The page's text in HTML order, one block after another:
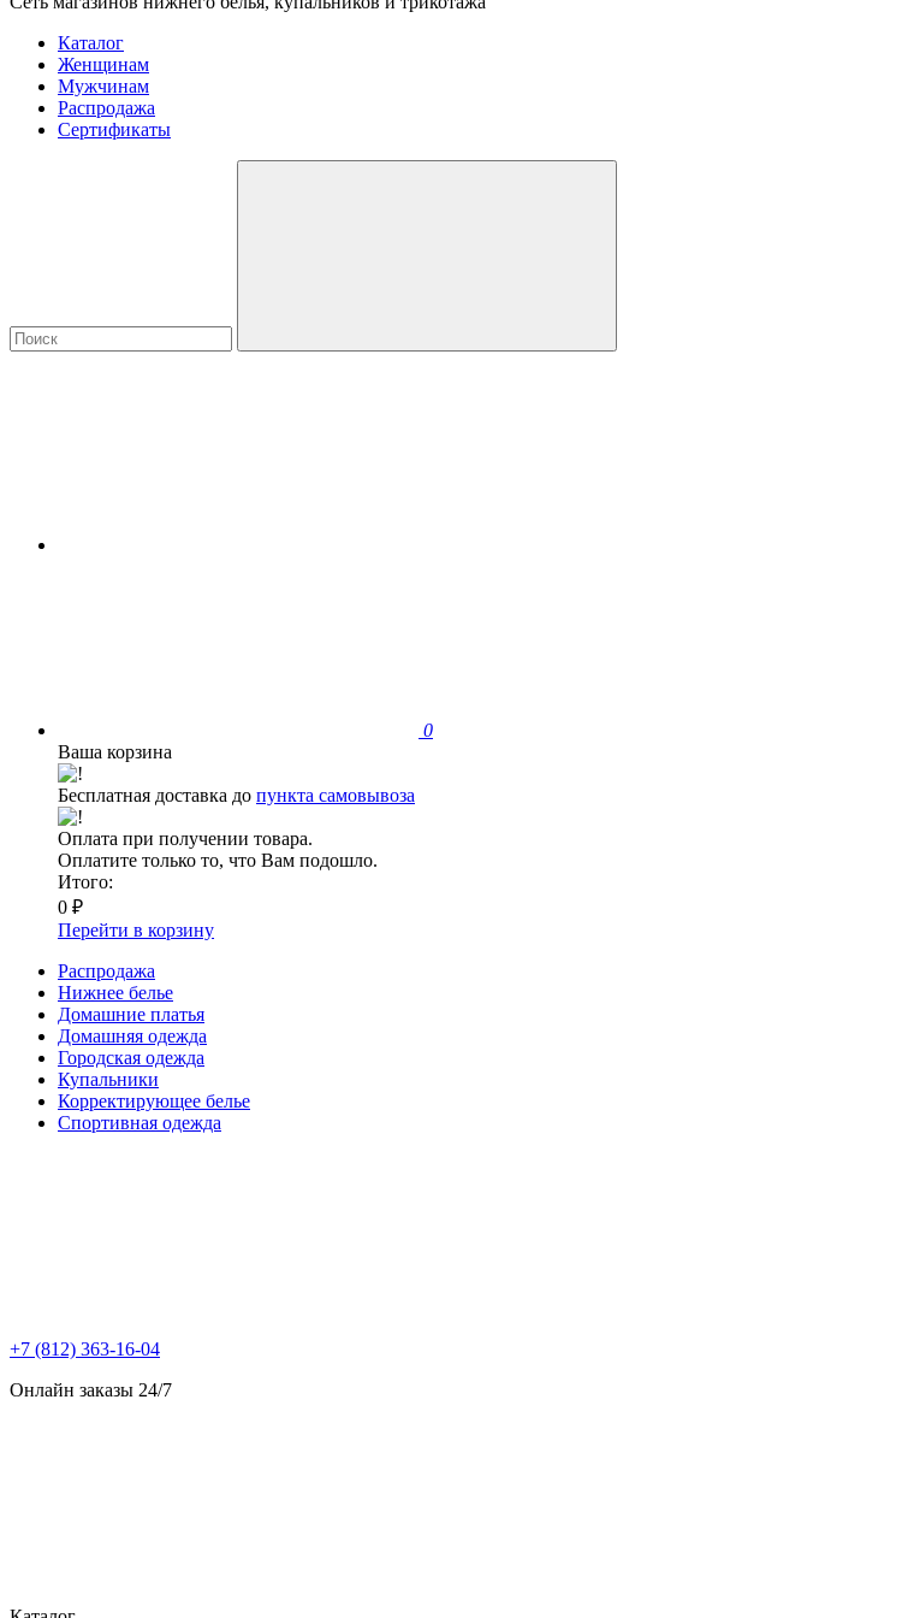
Каталог
Женщинам
Мужчинам
Распродажа
Сертификаты
0
Ваша корзина
Бесплатная доставка до пункта самовывоза
Оплата при получении товара.
Оплатите только то, что Вам подошло.
Итого:
0 ₽
Перейти в корзину
Распродажа
Нижнее белье
Домашние платья
Домашняя одежда
Городская одежда
Купальники
Корректирующее белье
Спортивная одежда
+7 (812) 363-16-04
Онлайн заказы 24/7